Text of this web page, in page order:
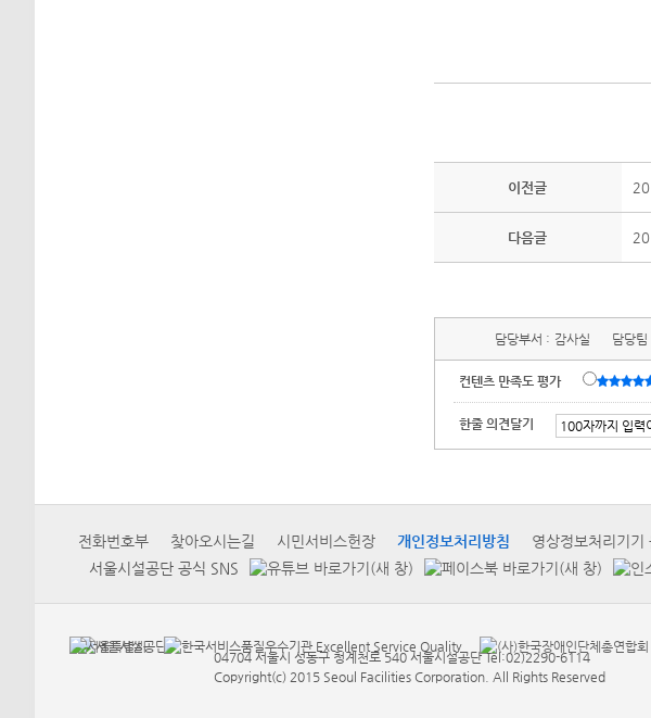
이전글
다음글
담당부서 : 감사실 담당팀
컨텐츠 만족도 평가
한줄 의견달기
전화번호부 찾아오시는길 시민서비스헌장 개인정보처리방침
영상정보처리기기
서울시설공단 공식 SNS
04704 서울시 성동구 청계천로 540 서울시설공단 Tel:02)2290-6114
Copyright(c) 2015 Seoul Facilities Corporation. All Rights Reserved